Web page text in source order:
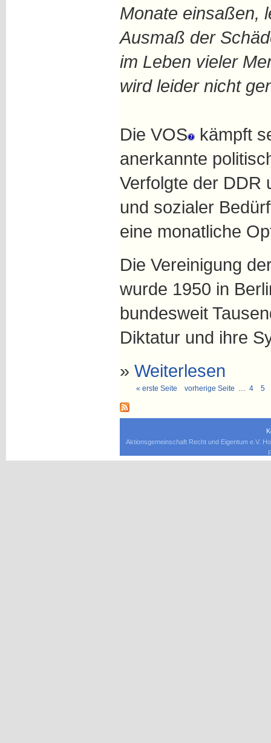
Monate einsaßen,
Ausmaß der
im Leben vieler
wird leider nicht
Die VOS kämpft
anerkannte
Verfolgte der DDR
und sozialer
eine monatliche
Die Vereinigung
wurde 1950 in
bundesweit
Diktatur und ihre
» Weiterlesen
« erste Seite vorherige Seite … 4 5
Aktionsgemeinschaft Recht und Eigentum e.V.